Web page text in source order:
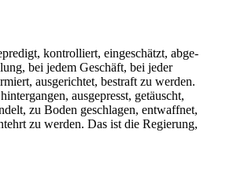
kon­trol­liert, ein­ge­schätzt, abge­
bei jedem Geschäft, bei jeder
aus­ge­rich­tet, bestraft zu wer­den.
aus­ge­presst, getäuscht,
zu Boden geschla­gen, ent­waff­net,
zu wer­den. Das ist die Regie­rung,